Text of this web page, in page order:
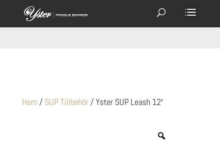
Hem / SUP Tillbehör/ Yster SUP Leash 12′